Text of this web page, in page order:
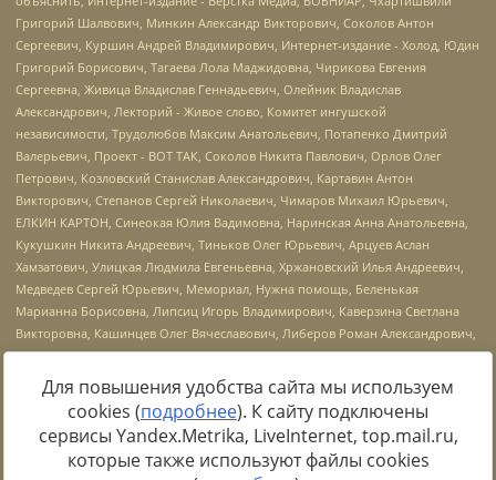
https://minjust.gov.ru/uploaded/files/reestr-
inostrannyih-agentov-22-03-2024.pdfданные на22.03.2024
Для повышения удобства сайта мы используем
cookies (подробнее). К сайту подключены
сервисы Yandex.Metrika, LiveInternet, top.mail.ru,
которые также используют файлы cookies